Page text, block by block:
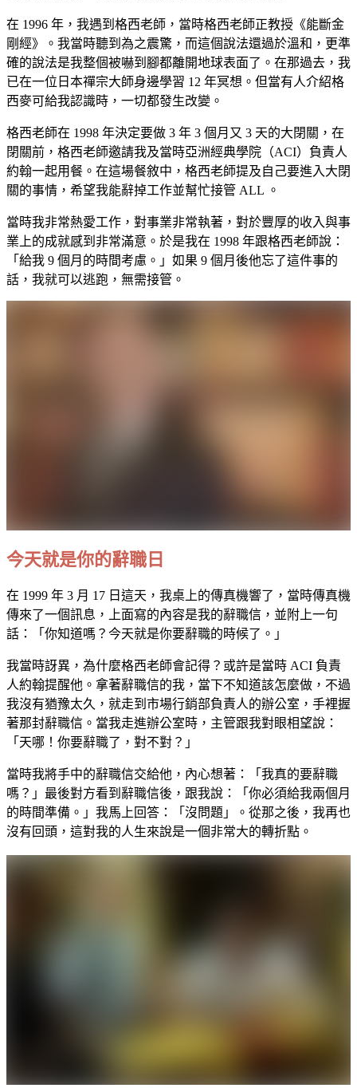
在 1996 年，我遇到格西老師，當時格西老師正教授《能斷金
剛經》。我當時聽到為之震驚，而這個說法還過於溫和，更準
確的說法是我整個被嚇到腳都離開地球表面了。在那過去，我
已在一位日本禪宗大師身邊學習 12 年冥想。但當有人介紹格
西麥可給我認識時，一切都發生改變。
格西老師在 1998 年決定要做 3 年 3 個月又 3 天的大閉關，在
閉關前，格西老師邀請我及當時亞洲經典學院（ACI）負責人
約翰一起用餐。在這場餐敘中，格西老師提及自己要進入大閉
關的事情，希望我能辭掉工作並幫忙接管 ALL 。
當時我非常熱愛工作，對事業非常執著，對於豐厚的收入與事
業上的成就感到非常滿意。於是我在 1998 年跟格西老師說：
「給我 9 個月的時間考慮。」如果 9 個月後他忘了這件事的
話，我就可以逃跑，無需接管。
今天就是你的辭職日
在 1999 年 3 月 17 日這天，我桌上的傳真機響了，當時傳真機
傳來了一個訊息，上面寫的內容是我的辭職信，並附上一句
話：「你知道嗎？今天就是你要辭職的時候了。」
我當時訝異，為什麼格西老師會記得？或許是當時 ACI 負責
人約翰提醒他。拿著辭職信的我，當下不知道該怎麼做，不過
我沒有猶豫太久，就走到市場行銷部負責人的辦公室，手裡握
著那封辭職信。當我走進辦公室時，主管跟我對眼相望說：
「天哪！你要辭職了，對不對？」
當時我將手中的辭職信交給他，內心想著：「我真的要辭職
嗎？」最後對方看到辭職信後，跟我說：「你必須給我兩個月
的時間準備。」我馬上回答：「沒問題」。從那之後，我再也
沒有回頭，這對我的人生來說是一個非常大的轉折點。